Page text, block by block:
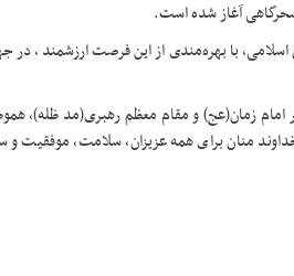
آغاز شده است.
اسلامی، با بهره‌مندی از این فرصت ارزشمند ،
زمان(عج) و مقام معظم رهبری(مد ظله)،
منان برای همه عزیزان، سلامت، موفقیت و